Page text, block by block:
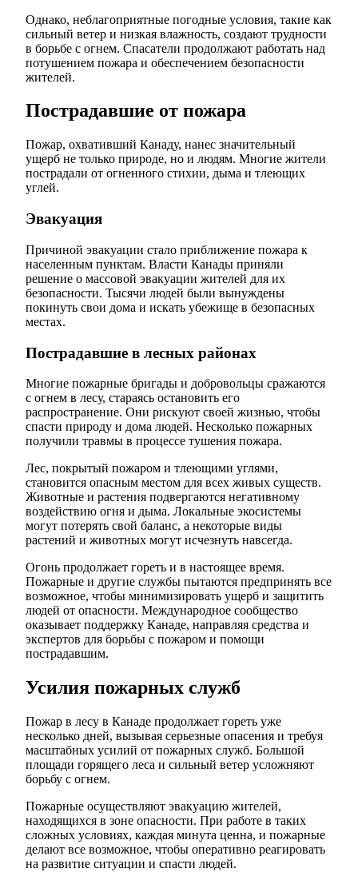
Однако, неблагоприятные погодные условия, такие как
сильный ветер и низкая влажность, создают трудности
в борьбе с огнем. Спасатели продолжают работать над
потушением пожара и обеспечением безопасности
жителей.
Пострадавшие от пожара
Пожар, охвативший Канаду, нанес значительный
ущерб не только природе, но и людям. Многие жители
пострадали от огненного стихии, дыма и тлеющих
углей.
Эвакуация
Причиной эвакуации стало приближение пожара к
населенным пунктам. Власти Канады приняли
решение о массовой эвакуации жителей для их
безопасности. Тысячи людей были вынуждены
покинуть свои дома и искать убежище в безопасных
местах.
Пострадавшие в лесных районах
Многие пожарные бригады и добровольцы сражаются
с огнем в лесу, стараясь остановить его
распространение. Они рискуют своей жизнью, чтобы
спасти природу и дома людей. Несколько пожарных
получили травмы в процессе тушения пожара.
Лес, покрытый пожаром и тлеющими углями,
становится опасным местом для всех живых существ.
Животные и растения подвергаются негативному
воздействию огня и дыма. Локальные экосистемы
могут потерять свой баланс, а некоторые виды
растений и животных могут исчезнуть навсегда.
Огонь продолжает гореть и в настоящее время.
Пожарные и другие службы пытаются предпринять все
возможное, чтобы минимизировать ущерб и защитить
людей от опасности. Международное сообщество
оказывает поддержку Канаде, направляя средства и
экспертов для борьбы с пожаром и помощи
пострадавшим.
Усилия пожарных служб
Пожар в лесу в Канаде продолжает гореть уже
несколько дней, вызывая серьезные опасения и требуя
масштабных усилий от пожарных служб. Большой
площади горящего леса и сильный ветер усложняют
борьбу с огнем.
Пожарные осуществляют эвакуацию жителей,
находящихся в зоне опасности. При работе в таких
сложных условиях, каждая минута ценна, и пожарные
делают все возможное, чтобы оперативно реагировать
на развитие ситуации и спасти людей.